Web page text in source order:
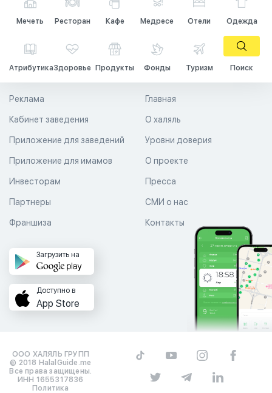
Мечеть Ресторан Кафе Медресе Отели Одежда
АтрибутикаЗдоровье Продукты Фонды Туризм Поиск
Главная
О халяль
Уровни доверия
Реклама
Кабинет заведения
Приложение для заведений
Приложение для имамов О проекте
Пресса
СМИ о нас
Контакты
Инвесторам
Партнеры
Франшиза
Загрузить на
Доступно в
App Store
ООО ХАЛЯЛЬ ГРУПП
© 2018 HalalGuide.me
Все права защищены.
ИНН 1655317836
Политика